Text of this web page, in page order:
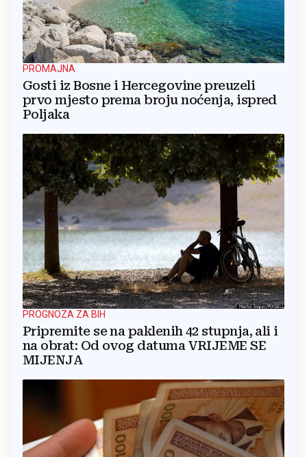
PROMAJNA
Gosti iz Bosne i Hercegovine preuzeli
prvo mjesto prema broju noćenja, ispred
Poljaka
PROGNOZA ZA BIH
Pripremite se na paklenih 42 stupnja, ali i
na obrat: Od ovog datuma VRIJEME SE
MIJENJA